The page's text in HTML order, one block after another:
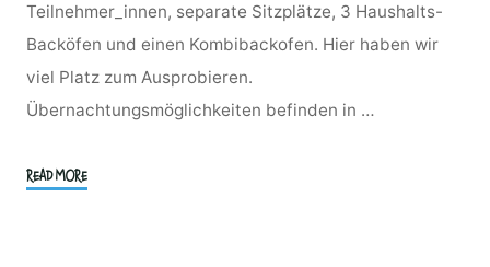
Teilnehmer_innen, separate Sitzplätze, 3 Haushalts-
Backöfen und einen Kombibackofen. Hier haben wir
viel Platz zum Ausprobieren.
Übernachtungsmöglichkeiten befinden in …
READ MORE"Mus-